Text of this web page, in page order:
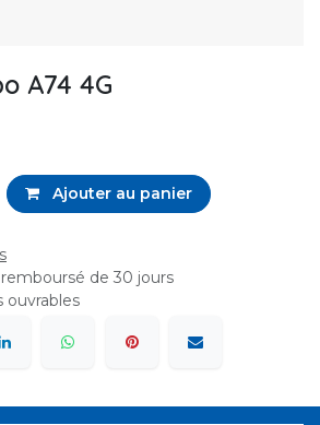
A74 4G
Ajouter au panier
de 30 jours
ouvrables